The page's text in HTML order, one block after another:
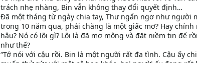
trách nhẹ nhàng, Bin vẫn không thay đổi quyết định…
Đã một tháng từ ngày chia tay, Thư ngẩn ngơ như người
trong 10 năm qua, phải chăng là một giấc mơ? Hay
hậu? Nó có lỗi gì? Lỗi là đã mơ mộng và đặt niềm tin để
như thế?
“Tớ nói với cậu rồi. Bin là một người rất đa tình. Cậu ấy